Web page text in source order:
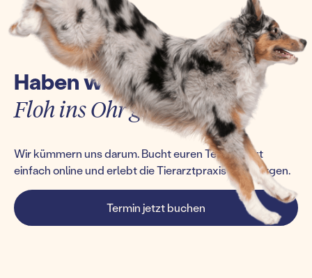
Haben wir euch einen
Floh ins Ohr gesetzt?
Wir kümmern uns darum. Bucht euren Termin jetzt
einfach online und erlebt die Tierarztpraxis von morgen.
Termin jetzt buchen